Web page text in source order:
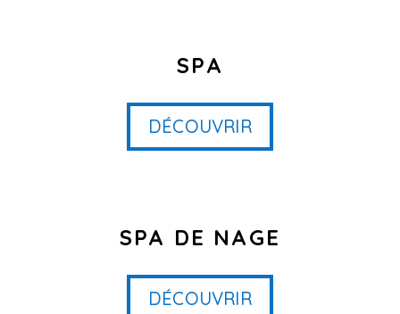
SPA
DÉCOUVRIR
SPA DE NAGE
DÉCOUVRIR